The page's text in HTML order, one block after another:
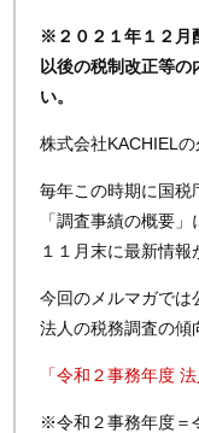
※２０２１年１２月
以後の税制改正等
い。
株式会社KACHIELの
毎年この時期に国税
「調査事績の概要
１１月末に最新情報
今回のメルマガでは
法人の税務調査の傾
「令和２事務年度
※令和２事務年度＝